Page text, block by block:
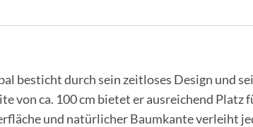
besticht durch sein zeitloses Design und
von ca. 100 cm bietet er ausreichend Platz
und natürlicher Baumkante verleiht